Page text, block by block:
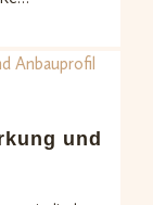
und